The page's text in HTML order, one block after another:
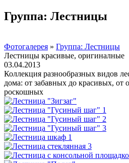
Группа: Лестницы
Фотогалерея » Группа: Лестницы
Лестницы красивые, оригиналные
03.04.2013
Коллекция разнообразных видов
дома: от забавных до красивых, от
роскошных